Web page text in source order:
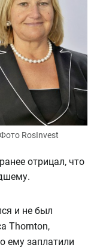
RosInvest
отрицал, что
и не был
Thornton,
ему заплатили